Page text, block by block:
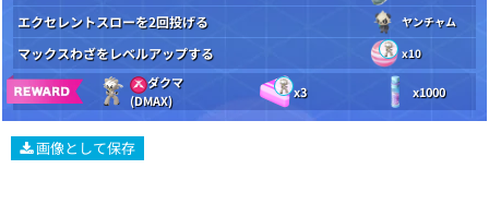
エクセレントスローを2回投げる ヤンチャム
マックスわざをレベルアップする x10
ダクマ
(DMAX)
x3 x1000
画像として保存